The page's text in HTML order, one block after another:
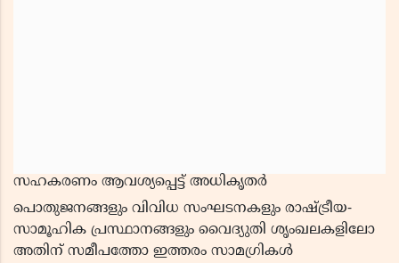
സഹകരണം ആവശ്യപ്പെട്ട് അധികൃതർ
പൊതുജനങ്ങളും വിവിധ സംഘടനകളും രാഷ്ട്രീയ-
സാമൂഹിക പ്രസ്ഥാനങ്ങളും വൈദ്യുതി ശൃംഖലകളിലോ
അതിന് സമീപത്തോ ഇത്തരം സാമഗ്രികൾ